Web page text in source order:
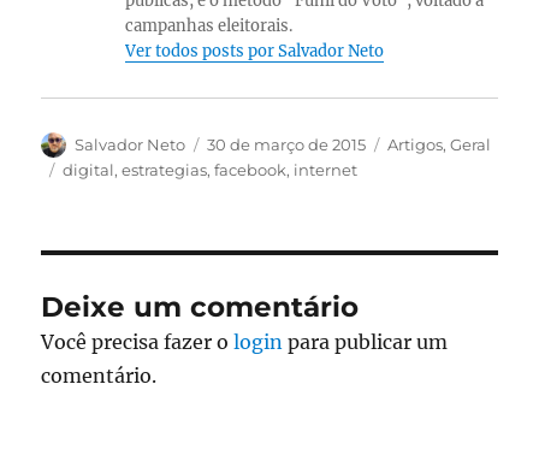
campanhas eleitorais.
Ver todos posts por Salvador Neto
Autor
Salvador Neto
Publicado
em
30 de março de 2015 Categorias
Artigos,Geral
Tags
digital,estrategias,facebook, internet
Deixe um comentário
Você precisa fazer ologin para publicar um
comentário.